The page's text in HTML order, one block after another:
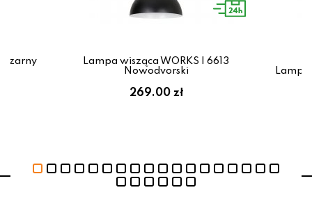
czarny
Lampa wisząca WORKS I 6613
Nowodvorski
269.00 zł